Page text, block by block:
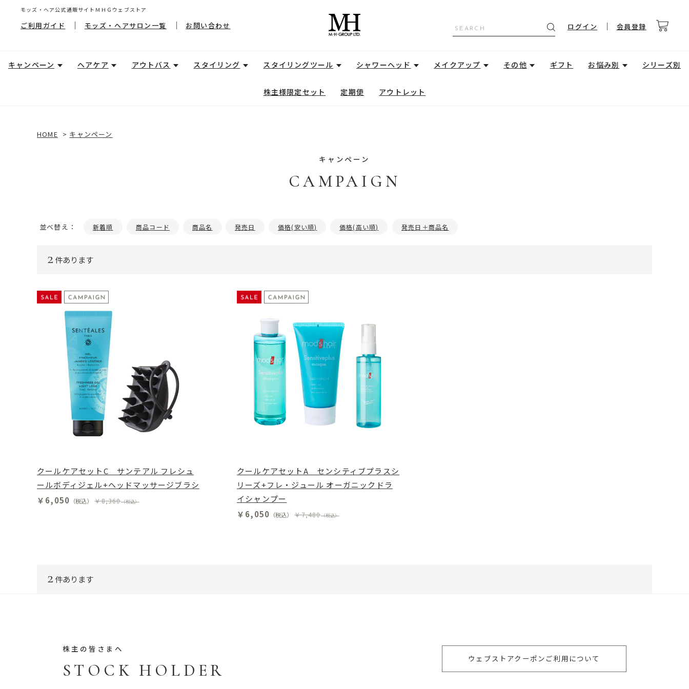
モッズ・ヘア公式通販サイトＭＨＧウェブストア
ご利用ガイド モッズ・ヘアサロン一覧 お問い合わせ ログイン 会員登録
キャンペーン ヘアケア アウトバス スタイリング スタイリングツール シャワーヘッド メイクアップ その他 ギフト お悩み別 シリーズ別
株主様限定セット 定期便 アウトレット
HOME > キャンペーン
キャンペーン
CAMPAIGN
並べ替え： 新着順 商品コード 商品名 発売日 価格(安い順) 価格(高い順) 発売日＋商品名
2件あります
クールケアセットC サンテアル フレシュ
ールボディジェル+ヘッドマッサージブラシ
￥6,050 （税込） ￥8,360（税込）
クールケアセットA センシティブプラスシ
リーズ+フレ・ジュール オーガニックドラ
イシャンプー
￥6,050 （税込） ￥7,480（税込）
2件あります
株主の皆さまへ
STOCK HOLDER
ウェブストアクーポンご利用について